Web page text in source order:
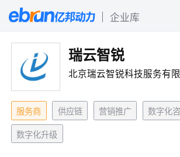
企业库
瑞云智锐
北京瑞云智锐科技服务有
服务商 供应链 营销推广 数字化
数字化升级